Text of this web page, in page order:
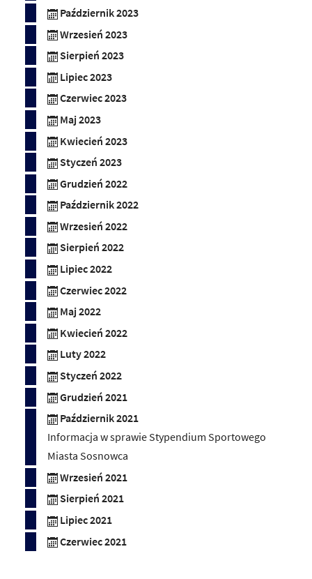
Październik 2023
Wrzesień 2023
Sierpień 2023
Lipiec 2023
Czerwiec 2023
Maj 2023
Kwiecień 2023
Styczeń 2023
Grudzień 2022
Październik 2022
Wrzesień 2022
Sierpień 2022
Lipiec 2022
Czerwiec 2022
Maj 2022
Kwiecień 2022
Luty 2022
Styczeń 2022
Grudzień 2021
Październik 2021
Informacja w sprawie Stypendium Sportowego
Miasta Sosnowca
Wrzesień 2021
Sierpień 2021
Lipiec 2021
Czerwiec 2021